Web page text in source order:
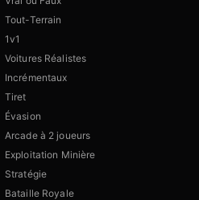
Tout-Terrain
1v1
Voitures Réalistes
Incrémentaux
Tiret
Évasion
Arcade à 2 joueurs
Exploitation Minière
Stratégie
Bataille Royale